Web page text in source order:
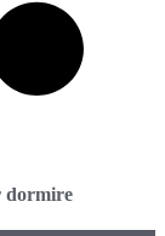
dormire